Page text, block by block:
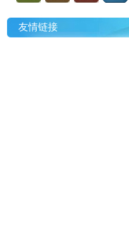
友情链接